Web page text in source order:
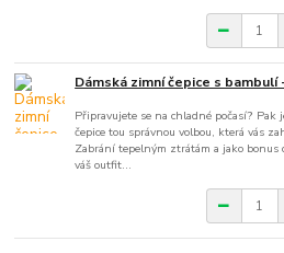
Dámská zimní čepice s bambulí
Připravujete se na chladné počasí? Pak
čepice tou správnou volbou, která vás
Zabrání tepelným ztrátám a jako bonus
váš outfit...